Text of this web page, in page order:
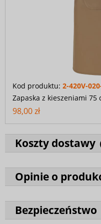
Kod produktu: 2-420V-
Zapaska z kieszeniami 75
98,00 zł
Koszty dostawy
Opinie o
Bezpieczeństwo